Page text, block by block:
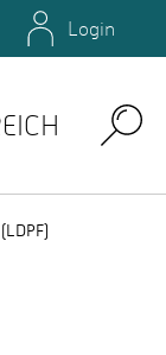
Birkenfeld
Login
Search